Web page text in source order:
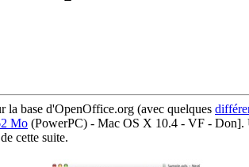
la base d'OpenOffice.org (avec quelques
Mo (PowerPC) - Mac OS X 10.4 - VF - Don].
cette suite.